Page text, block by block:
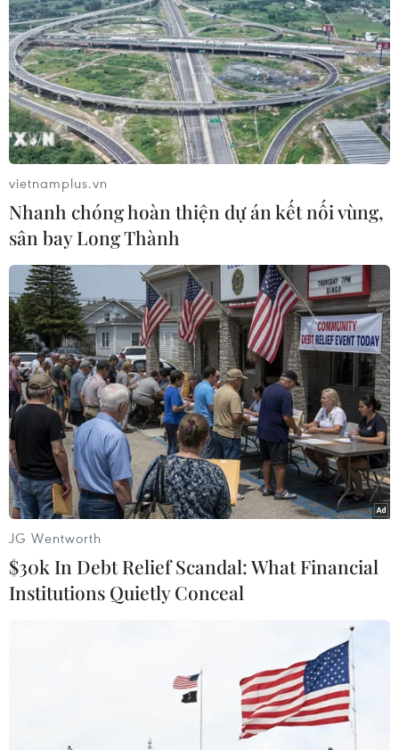
(TTXVN/Vietnam+)
#Thành phố Hồ Chí Minh
#Cảng vụ Đường thủy nội địa
#Cửa khẩu cảng biển
#Thu phí Tp. Hồ Chí Minh
Theo dõi VietnamPlus
TIN LIÊN QUAN
vietnamplus.vn
Nhanh chóng hoàn thiện dự án kết nối vùng,
sân bay Long Thành
JG Wentworth
$30k In Debt Relief Scandal: What Financial
Institutions Quietly Conceal